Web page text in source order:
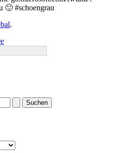
🙂 #schoengrau
.